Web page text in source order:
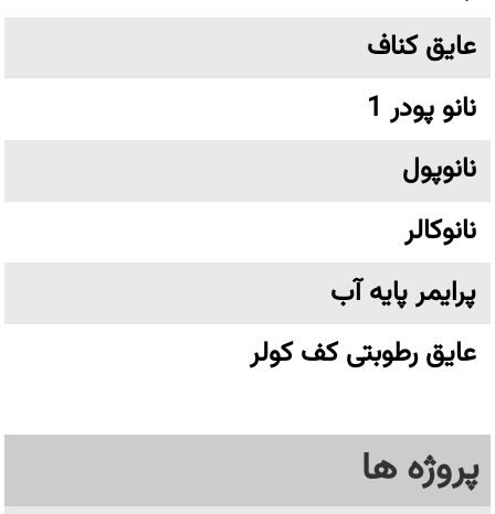
عایق کناف
نانو پودر 1
نانوپول
نانوکالر
پرایمر پایه آب
عایق رطوبتی کف کولر
پروژه ها